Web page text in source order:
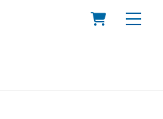
Cart